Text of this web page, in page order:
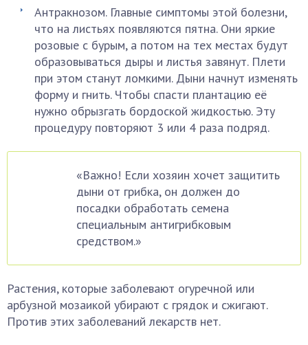
Антракнозом. Главные симптомы этой болезни,
что на листьях появляются пятна. Они яркие
розовые с бурым, а потом на тех местах будут
образовываться дыры и листья завянут. Плети
при этом станут ломкими. Дыни начнут изменять
форму и гнить. Чтобы спасти плантацию её
нужно обрызгать бордоской жидкостью. Эту
процедуру повторяют 3 или 4 раза подряд.
«Важно! Если хозяин хочет защитить
дыни от грибка, он должен до
посадки обработать семена
специальным антигрибковым
средством.»
Растения, которые заболевают огуречной или
арбузной мозаикой убирают с грядок и сжигают.
Против этих заболеваний лекарств нет.